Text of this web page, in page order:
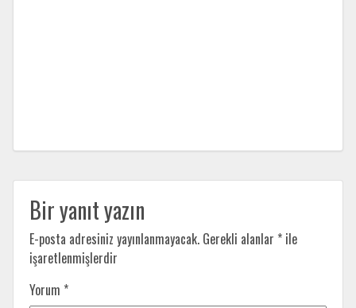
Bir yanıt yazın
E-posta adresiniz yayınlanmayacak. Gerekli alanlar * ile
işaretlenmişlerdir
Yorum *